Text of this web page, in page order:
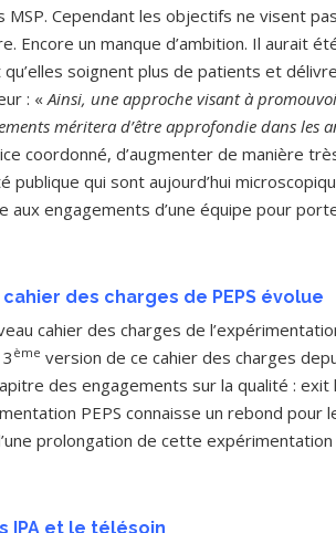
MSP. Cependant les objectifs ne visent
Encore un manque d’ambition. Il aurait
qu’elles soignent plus de patients et
: « Ainsi, une approche visant à
méritera d’être approfondie dans les
coordonné, d’augmenter de manière
publique qui sont aujourd’hui
aux engagements d’une équipe pour
cahier des charges de PEPS évolue
cahier des charges de
ème version de ce cahier des charges
des engagements sur la qualité :
PEPS connaisse un rebond
prolongation de cette
IPA et le télésoin